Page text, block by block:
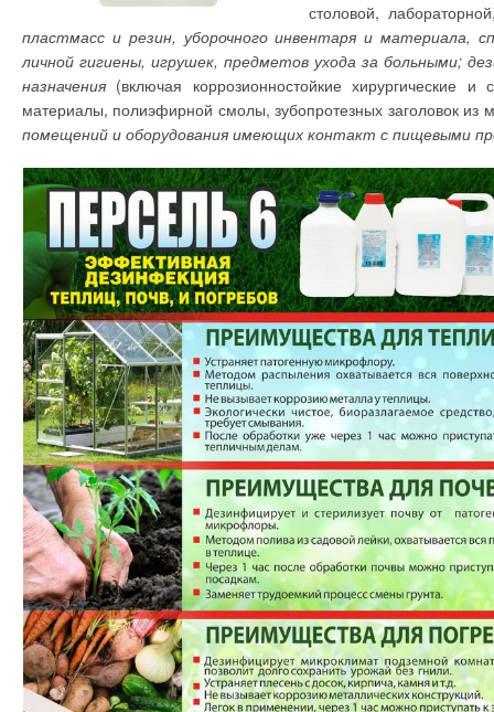
столовой,
пластмасс и резин, уборочного инвентаря и материала,
личной гигиены, игрушек, предметов ухода за больными;
назначения (включая коррозионностойкие хирургические и
материалы, полиэфирной смолы, зубопротезных заголовок
помещений и оборудования имеющих контакт с пищевыми